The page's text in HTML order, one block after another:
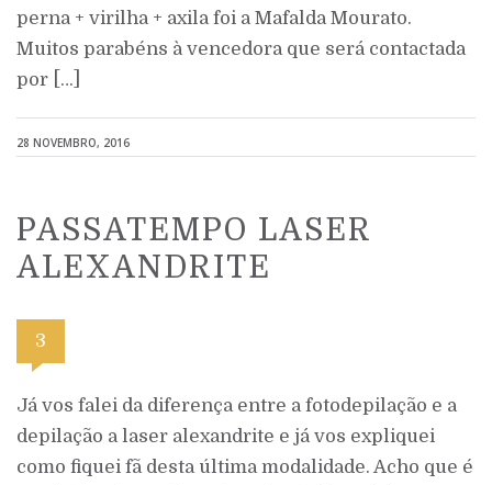
perna + virilha + axila foi a Mafalda Mourato.
Muitos parabéns à vencedora que será contactada
por […]
28 NOVEMBRO, 2016
PASSATEMPO LASER
ALEXANDRITE
3
Já vos falei da diferença entre a fotodepilação e a
depilação a laser alexandrite e já vos expliquei
como fiquei fã desta última modalidade. Acho que é